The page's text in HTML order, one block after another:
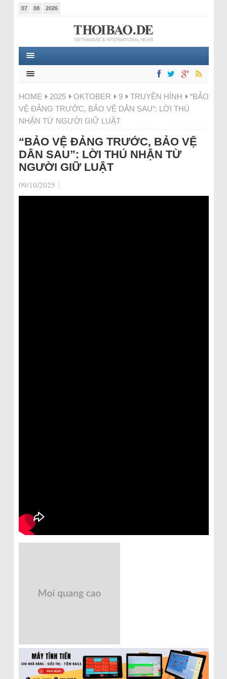
07 08 2026
HOME 2025 OKTOBER 9 TRUYỀN HÌNH
“BẢO
VỆ ĐẢNG TRƯỚC, BẢO VỆ DÂN SAU”: LỜI THÚ
NHẬN TỪ NGƯỜI GIỮ LUẬT
“BẢO VỆ ĐẢNG TRƯỚC, BẢO VỆ
DÂN SAU”: LỜI THÚ NHẬN TỪ
NGƯỜI GIỮ LUẬT
09/10/2025 |